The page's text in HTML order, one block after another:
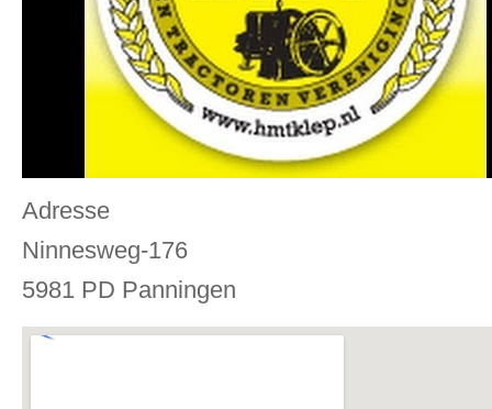
Adresse
Ninnesweg-176
5981 PD Panningen